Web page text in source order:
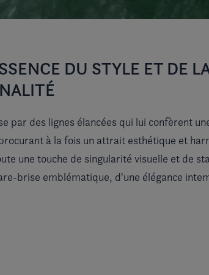
DU STYLE ET DE
par des lignes élancées qui lui confèrent
à la fois un attrait esthétique et
une touche de singularité visuelle et de
brise emblématique, d'une élégance